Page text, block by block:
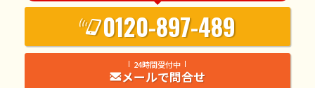
0120-897-489
24時間受付中
メールで問合せ